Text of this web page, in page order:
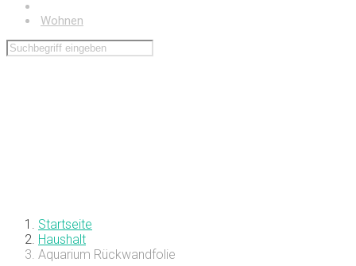
Wohnen
Startseite
Haushalt
Aquarium Rückwandfolie